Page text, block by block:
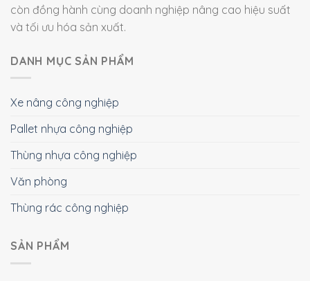
còn đồng hành cùng doanh nghiệp nâng cao hiệu suất
và tối ưu hóa sản xuất.
DANH MỤC SẢN PHẨM
Xe nâng công nghiệp
Pallet nhựa công nghiệp
Thùng nhựa công nghiệp
Văn phòng
Thùng rác công nghiệp
SẢN PHẨM